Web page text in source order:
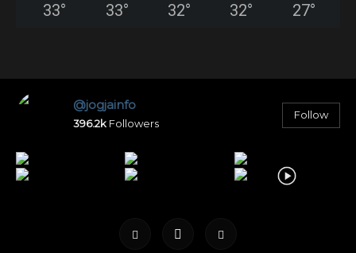
33° 33° 32° 32° 27°
@jogjainfo
396.2k Followers
Follow